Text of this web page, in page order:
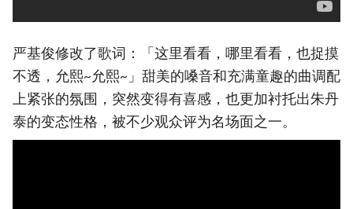
严基俊修改了歌词：「这里看看，哪里看看，也捉摸
不透，允熙~允熙~」甜美的嗓音和充满童趣的曲调配
上紧张的氛围，突然变得有喜感，也更加衬托出朱丹
泰的变态性格，被不少观众评为名场面之一。